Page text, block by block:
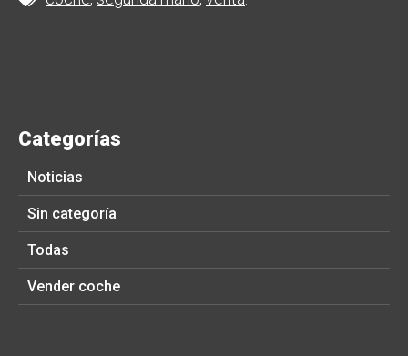
Categorías
Noticias
Sin categoría
Todas
Vender coche